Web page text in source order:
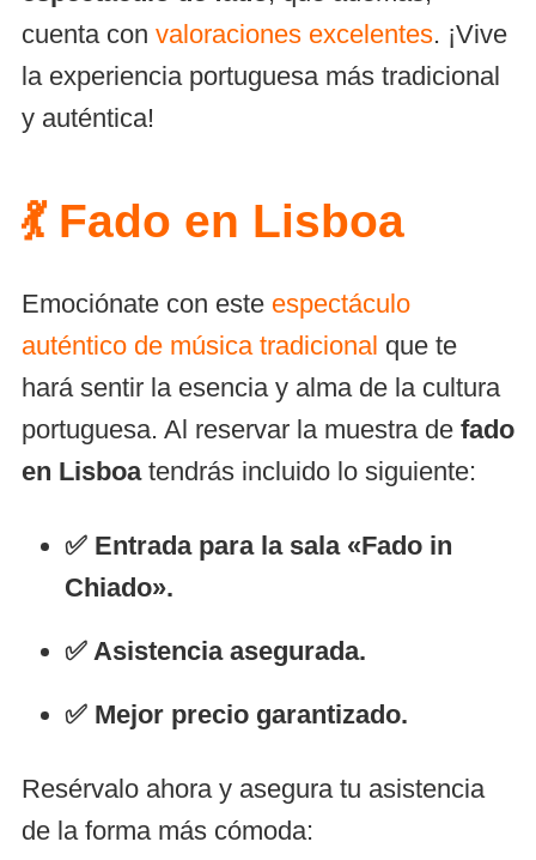
cuenta con valoraciones excelentes. ¡Vive
la experiencia portuguesa más tradicional
y auténtica!
💃 Fado en Lisboa
Emociónate con este espectáculo
auténtico de música tradicional que te
hará sentir la esencia y alma de la cultura
portuguesa. Al reservar la muestra de fado
en Lisboatendrás incluido lo siguiente:
✅ Entrada para la sala «Fado in
Chiado».
✅ Asistencia asegurada.
✅ Mejor precio garantizado.
Resérvalo ahora y asegura tu asistencia
de la forma más cómoda: